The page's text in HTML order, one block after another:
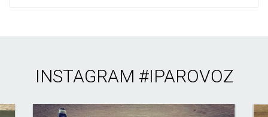
INSTAGRAM #IPAROVOZ